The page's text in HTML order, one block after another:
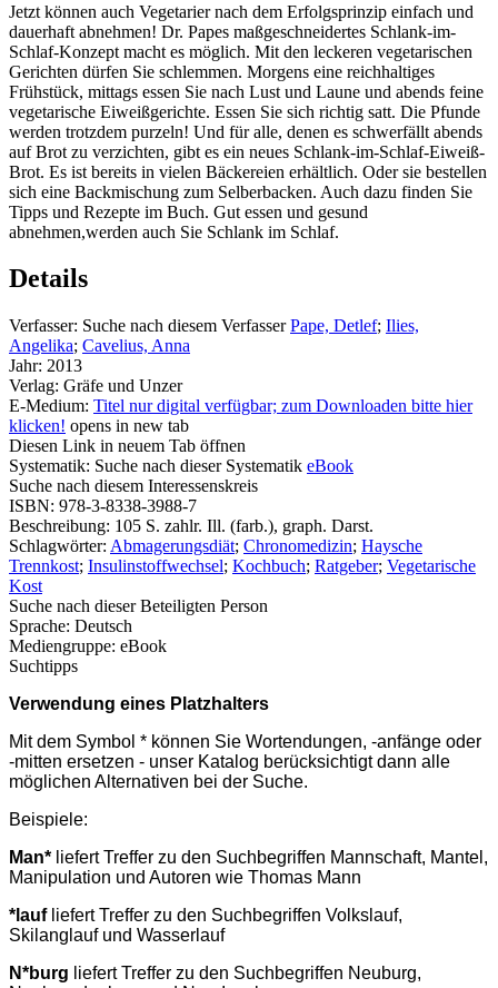
Jetzt können auch Vegetarier nach dem Erfolgsprinzip einfach und
dauerhaft abnehmen! Dr. Papes maßgeschneidertes Schlank-im-
Schlaf-Konzept macht es möglich. Mit den leckeren vegetarischen
Gerichten dürfen Sie schlemmen. Morgens eine reichhaltiges
Frühstück, mittags essen Sie nach Lust und Laune und abends feine
vegetarische Eiweißgerichte. Essen Sie sich richtig satt. Die Pfunde
werden trotzdem purzeln! Und für alle, denen es schwerfällt abends
auf Brot zu verzichten, gibt es ein neues Schlank-im-Schlaf-Eiweiß-
Brot. Es ist bereits in vielen Bäckereien erhältlich. Oder sie bestellen
sich eine Backmischung zum Selberbacken. Auch dazu finden Sie
Tipps und Rezepte im Buch. Gut essen und gesund
abnehmen,werden auch Sie Schlank im Schlaf.
Details
Verfasser: Suche nach diesem Verfasser Pape, Detlef; Ilies,
Angelika; Cavelius, Anna
Jahr: 2013
Verlag: Gräfe und Unzer
E-Medium: Titel nur digital verfügbar; zum Downloaden bitte hier
klicken! opens in new tab
Diesen Link in neuem Tab öffnen
Systematik: Suche nach dieser Systematik eBook
Suche nach diesem Interessenskreis
ISBN: 978-3-8338-3988-7
Beschreibung: 105 S. zahlr. Ill. (farb.), graph. Darst.
Schlagwörter: Abmagerungsdiät; Chronomedizin; Haysche
Trennkost; Insulinstoffwechsel; Kochbuch; Ratgeber; Vegetarische
Kost
Suche nach dieser Beteiligten Person
Sprache: Deutsch
Mediengruppe: eBook
Suchtipps
Verwendung eines Platzhalters
Mit dem Symbol * können Sie Wortendungen, -anfänge oder
-mitten ersetzen - unser Katalog berücksichtigt dann alle
möglichen Alternativen bei der Suche.
Beispiele:
Man* liefert Treffer zu den Suchbegriffen Mannschaft, Mantel,
Manipulation und Autoren wie Thomas Mann
*lauf liefert Treffer zu den Suchbegriffen Volkslauf,
Skilanglauf und Wasserlauf
N*burg liefert Treffer zu den Suchbegriffen Neuburg,